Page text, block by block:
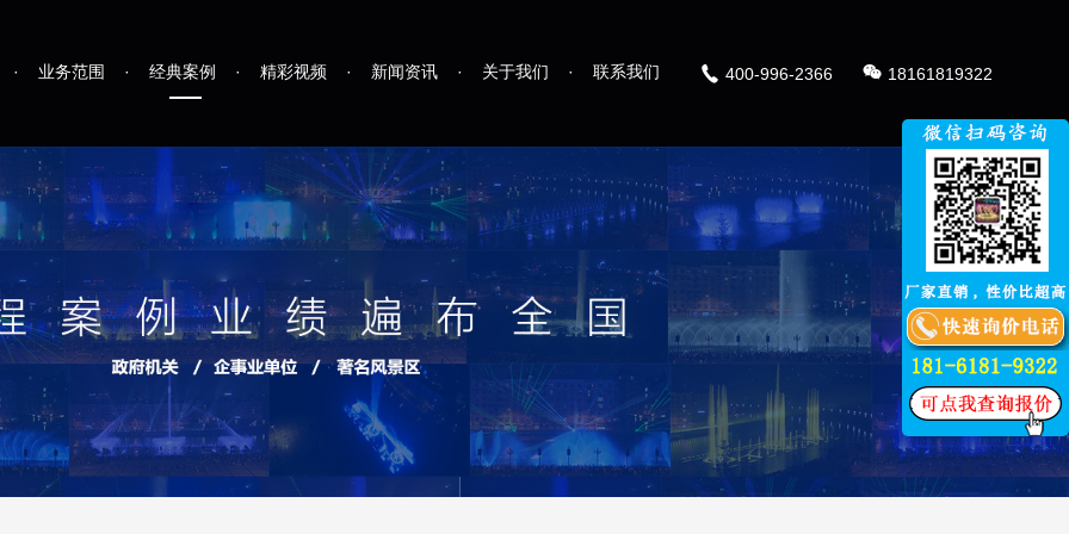
· 业务范围 · 经典案例 · 精彩视频 · 新闻资讯 · 关于我们 · 联系我们 400-996-2366 18161819322